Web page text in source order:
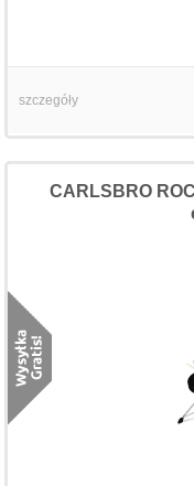
szczegóły
CARLSBRO